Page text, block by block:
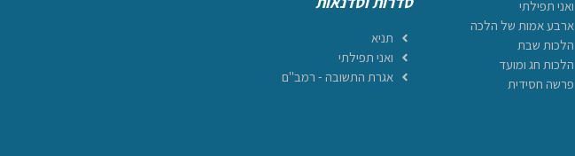
ואני תפילתי
ארבע אמות של הלכה
הלכות שבת
הלכות חג ומועד
פרשה חסידית
תניא
ואני תפילתי
אגרת התשובה - רמב"ם